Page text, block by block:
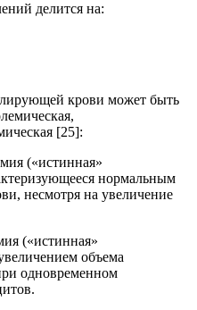
делится на:
крови может быть
[25]:
(«истинная»
нормальным
несмотря на увеличение
(«истинная»
объема
одновременном